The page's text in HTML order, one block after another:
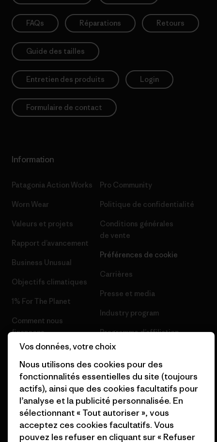
FAQs Réparations Retours
Guide des tailles
Entretien des produits Login
Formulaire de contact
Information
Patagonia Action Works
Worn Wear
Valeurs et projets
Rapport d’avancement
Business Unusual
Objectifs climatiques
1% For The Planet
Comment nous
finançons
Cartes cadeaux
Pro Community
Politique de confidentialité
Conditions générales
de vente
Préférences de cookie
Carrières
Presse et media
Industry program
Programme d’affiliation
Patagonia Belgique Plan du
site
© 2026 Patagonia, Inc. All Rights Reserved.
Vos données, votre choix
Nous utilisons des cookies pour des
fonctionnalités essentielles du site (toujours
actifs), ainsi que des cookies facultatifs pour
l’analyse et la publicité personnalisée. En
sélectionnant « Tout autoriser », vous
acceptez ces cookies facultatifs. Vous
pouvez les refuser en cliquant sur « Refuser